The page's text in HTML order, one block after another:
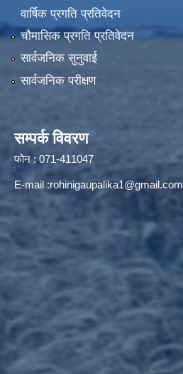
वार्षिक प्रगति प्रतिवेदन
चौमासिक प्रगति प्रतिवेदन
सार्वजनिक सुनुवाई
सार्वजनिक परीक्षण
सम्पर्क विवरण
फोन : 071-411047
E-mail :rohinigaupalika1@gmail.com